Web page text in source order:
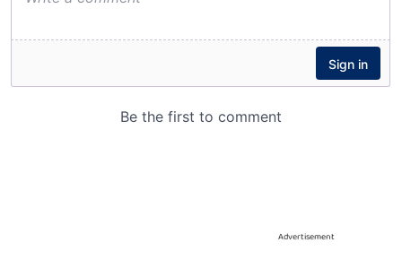
Advertisement